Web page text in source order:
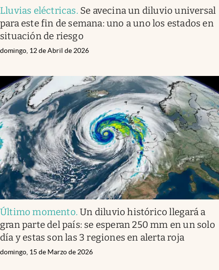
Lluvias eléctricas. Se avecina un diluvio universal
para este fin de semana: uno a uno los estados en
situación de riesgo
domingo, 12 de Abril de 2026
Último momento.Un diluvio histórico llegará a
gran parte del país: se esperan 250 mm en un solo
día y estas son las 3 regiones en alerta roja
domingo, 15 de Marzo de 2026